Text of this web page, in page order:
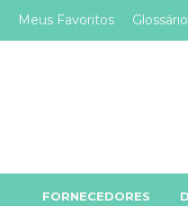
Meus Favoritos Glossário
FORNECEDORES